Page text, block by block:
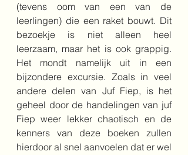
(tevens oom van een van de
leerlingen) die een raket bouwt. Dit
bezoekje is niet alleen heel
leerzaam, maar het is ook grappig.
Het mondt namelijk uit in een
bijzondere excursie. Zoals in veel
andere delen van Juf Fiep, is het
geheel door de handelingen van juf
Fiep weer lekker chaotisch en de
kenners van deze boeken zullen
hierdoor al snel aanvoelen dat er wel